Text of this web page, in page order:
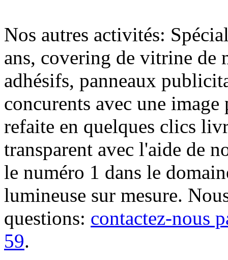
Nos autres activités:
ans, covering de vitrine de
adhésifs, panneaux
concurents avec une
refaite en quelques clics
transparent avec l'aide de
le numéro 1 dans le
lumineuse sur mesure.
questions: contactez-nous
59.